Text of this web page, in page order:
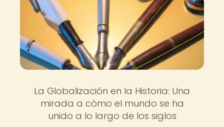
La Globalización en la Historia: Una
mirada a cómo el mundo se ha
unido a lo largo de los siglos